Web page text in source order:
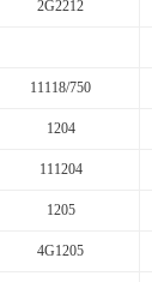
2G2212
11118/750
1204
111204
1205
4G1205